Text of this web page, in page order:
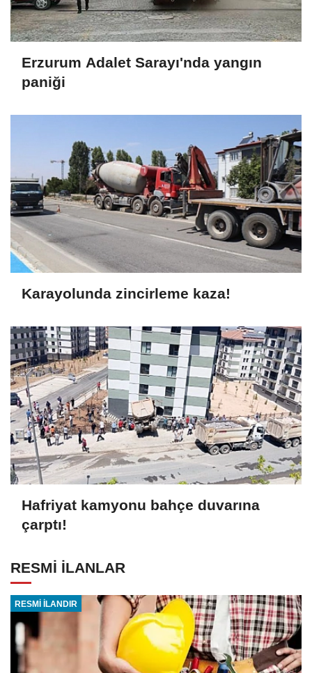
Erzurum Adalet Sarayı'nda yangın
paniği
Karayolunda zincirleme kaza!
Hafriyat kamyonu bahçe duvarına
çarptı!
RESMİ İLANLAR
RESMİ İLANDIR